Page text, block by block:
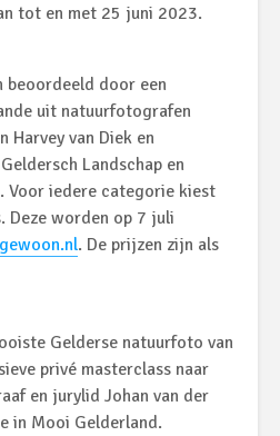
tot en met 25 juni 2023.
beoordeeld door een
uit natuurfotografen
Harvey van Diek en
Landschap en
Voor iedere categorie kiest
Deze worden op 7 juli
. De prijzen zijn als
Gelderse natuurfoto van
privé masterclass naar
en jurylid Johan van der
in Mooi Gelderland.